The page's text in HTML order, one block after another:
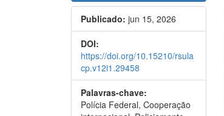
Publicado: jun 15, 2026
DOI:
https://doi.org/10.15210/rsula
cp.v12i1.29458
Palavras-chave:
Polícia Federal, Cooperação